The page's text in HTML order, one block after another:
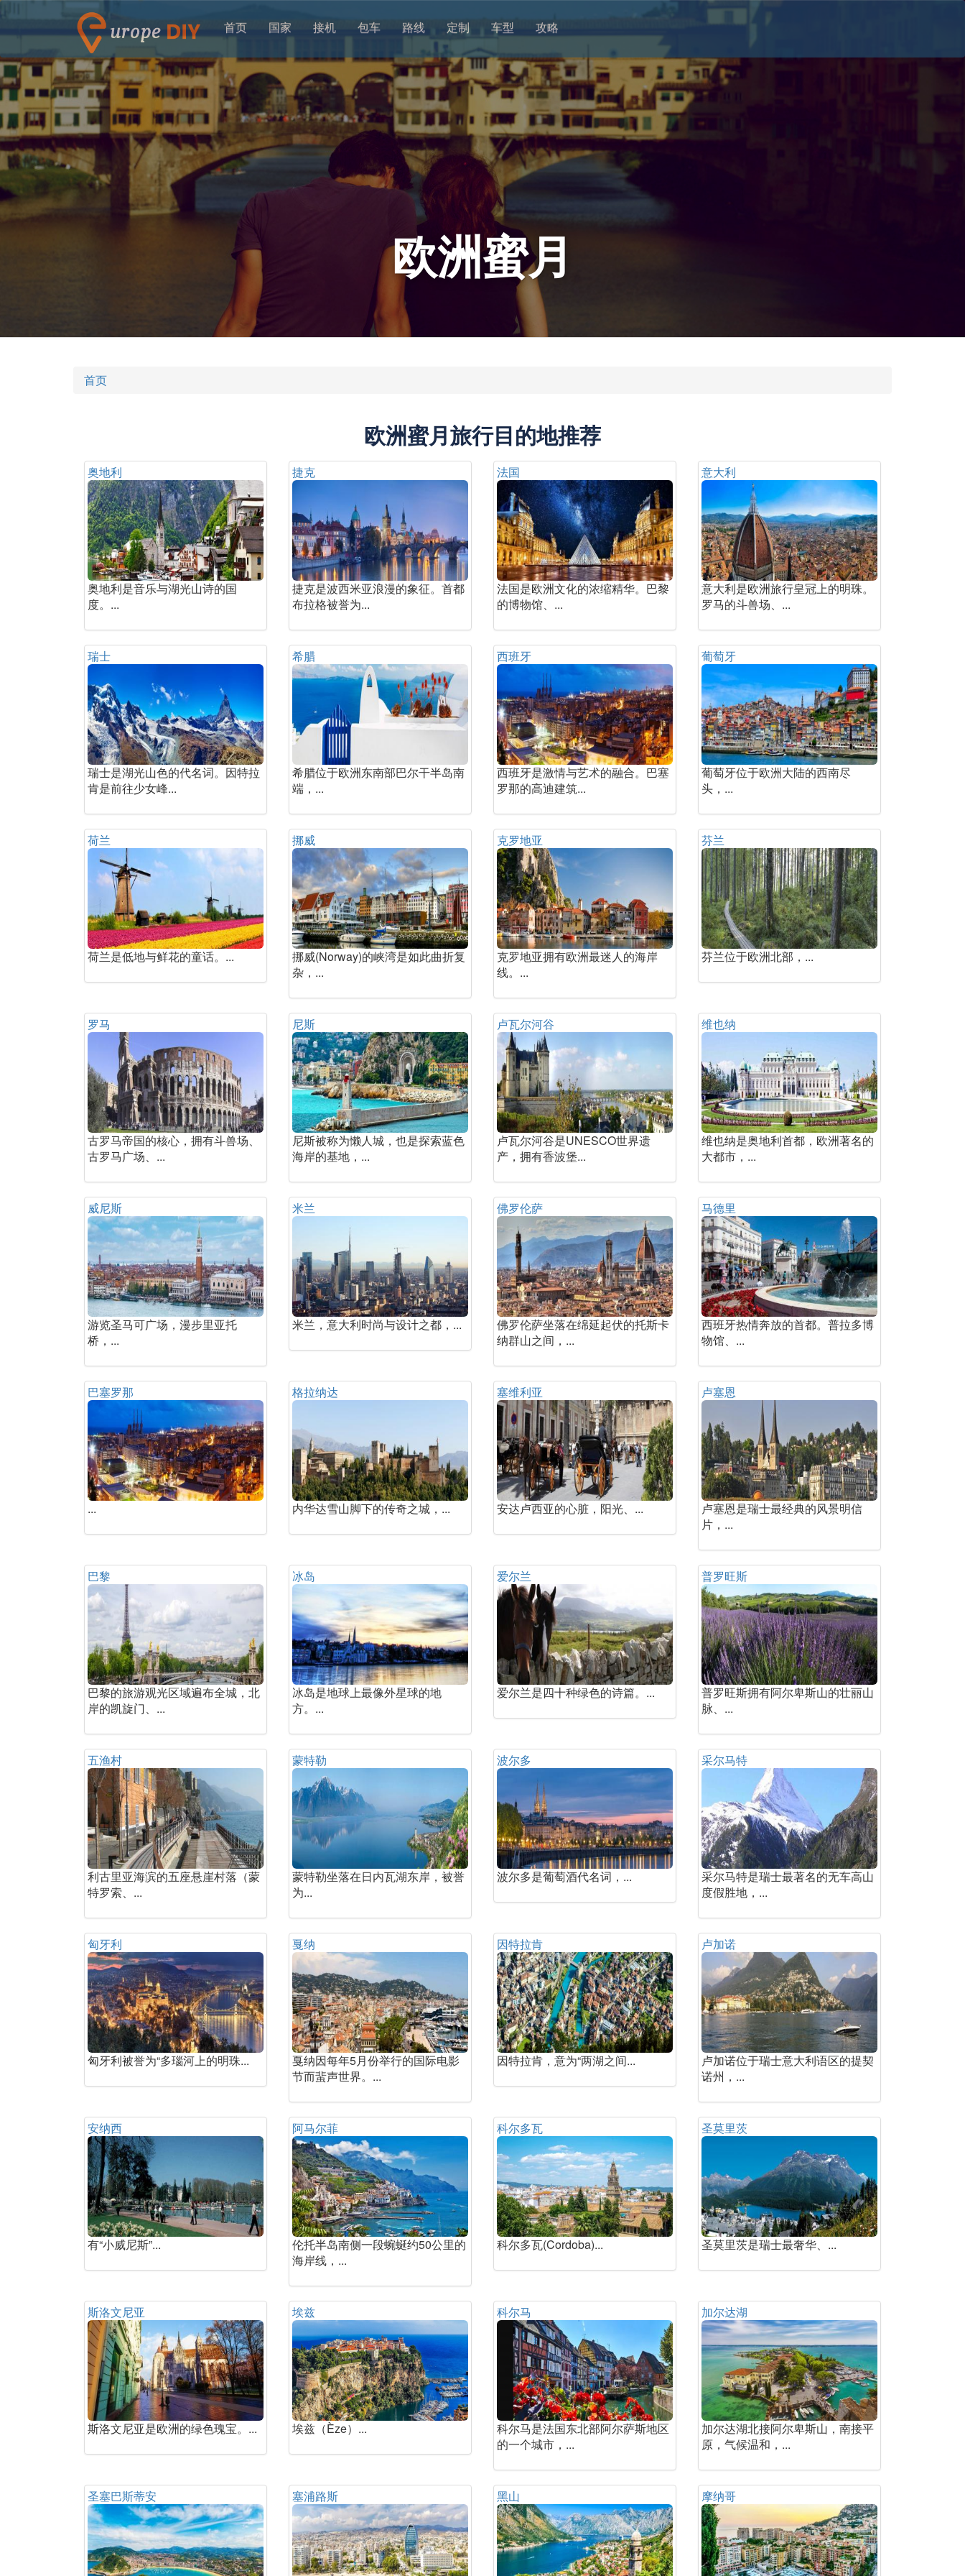
首页 国家 接机 包车 路线 定制 车型 攻略
欧洲蜜月
首页
欧洲蜜月旅行目的地推荐
奥地利
奥地利是音乐与湖光山诗的国
度。...
捷克
捷克是波西米亚浪漫的象征。首都
布拉格被誉为...
法国
法国是欧洲文化的浓缩精华。巴黎
的博物馆、...
意大利
意大利是欧洲旅行皇冠上的明珠。
罗马的斗兽场、...
瑞士
瑞士是湖光山色的代名词。因特拉
肯是前往少女峰...
希腊
希腊位于欧洲东南部巴尔干半岛南
端，...
西班牙
西班牙是激情与艺术的融合。巴塞
罗那的高迪建筑...
葡萄牙
葡萄牙位于欧洲大陆的西南尽
头，...
荷兰
荷兰是低地与鲜花的童话。...
挪威
挪威(Norway)的峡湾是如此曲折复
杂，...
克罗地亚
克罗地亚拥有欧洲最迷人的海岸
线。...
芬兰
芬兰位于欧洲北部，...
罗马
古罗马帝国的核心，拥有斗兽场、
古罗马广场、...
尼斯
尼斯被称为懒人城，也是探索蓝色
海岸的基地，...
卢瓦尔河谷
卢瓦尔河谷是UNESCO世界遗
产，拥有香波堡...
维也纳
维也纳是奥地利首都，欧洲著名的
大都市，...
威尼斯
游览圣马可广场，漫步里亚托
桥，...
米兰
米兰，意大利时尚与设计之都，...
佛罗伦萨
佛罗伦萨坐落在绵延起伏的托斯卡
纳群山之间，...
马德里
西班牙热情奔放的首都。普拉多博
物馆、...
巴塞罗那
...
格拉纳达
内华达雪山脚下的传奇之城，...
塞维利亚
安达卢西亚的心脏，阳光、...
卢塞恩
卢塞恩是瑞士最经典的风景明信
片，...
巴黎
巴黎的旅游观光区域遍布全城，北
岸的凯旋门、...
冰岛
冰岛是地球上最像外星球的地
方。...
爱尔兰
爱尔兰是四十种绿色的诗篇。...
普罗旺斯
普罗旺斯拥有阿尔卑斯山的壮丽山
脉、...
五渔村
利古里亚海滨的五座悬崖村落（蒙
特罗索、...
蒙特勒
蒙特勒坐落在日内瓦湖东岸，被誉
为...
波尔多
波尔多是葡萄酒代名词，...
采尔马特
采尔马特是瑞士最著名的无车高山
度假胜地，...
匈牙利
匈牙利被誉为“多瑙河上的明珠...
戛纳
戛纳因每年5月份举行的国际电影
节而蜚声世界。...
因特拉肯
因特拉肯，意为“两湖之间...
卢加诺
卢加诺位于瑞士意大利语区的提契
诺州，...
安纳西
有“小威尼斯”...
阿马尔菲
伦托半岛南侧一段蜿蜒约50公里的
海岸线，...
科尔多瓦
科尔多瓦(Cordoba)...
圣莫里茨
圣莫里茨是瑞士最奢华、...
斯洛文尼亚
斯洛文尼亚是欧洲的绿色瑰宝。...
埃兹
埃兹（Èze）...
科尔马
科尔马是法国东北部阿尔萨斯地区
的一个城市，...
加尔达湖
加尔达湖北接阿尔卑斯山，南接平
原，气候温和，...
圣塞巴斯蒂安 塞浦路斯 黑山 摩纳哥